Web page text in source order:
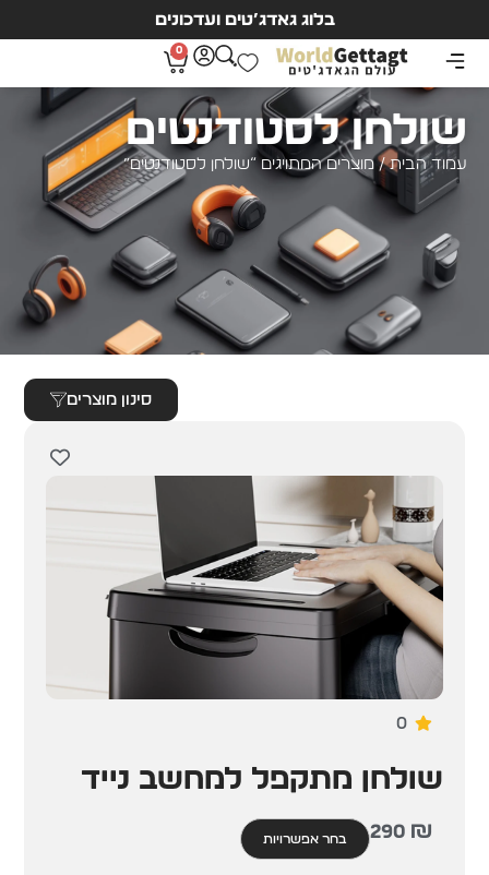
בלוג גאדג’טים ועדכונים
0
שולחן לסטודנטים
עמוד הבית/ מוצרים המתויגים “שולחן לסטודנטים”
סינון מוצרים
0
שולחן מתקפל למחשב נייד
290 ₪ בחר אפשרויות